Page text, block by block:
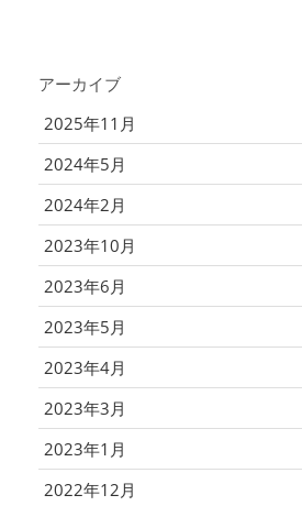
アーカイブ
2025年11月
2024年5月
2024年2月
2023年10月
2023年6月
2023年5月
2023年4月
2023年3月
2023年1月
2022年12月